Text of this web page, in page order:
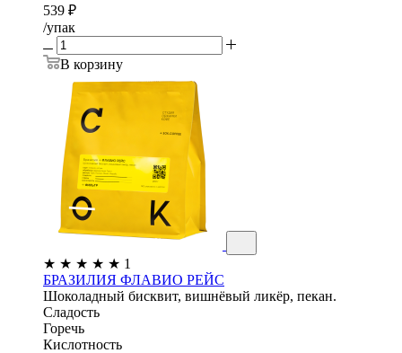
539 ₽
/упак
В корзину
★ ★ ★ ★ ★ 1
БРАЗИЛИЯ ФЛАВИО РЕЙС
Шоколадный бисквит, вишнёвый ликёр, пекан.
Сладость
Горечь
Кислотность